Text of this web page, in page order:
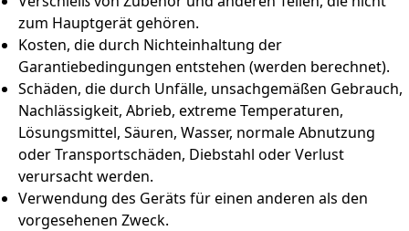
zum Hauptgerät gehören.
Kosten, die durch Nichteinhaltung der
Garantiebedingungen entstehen (werden berechnet).
Schäden, die durch Unfälle, unsachgemäßen Gebrauch,
Nachlässigkeit, Abrieb, extreme Temperaturen,
Lösungsmittel, Säuren, Wasser, normale Abnutzung
oder Transportschäden, Diebstahl oder Verlust
verursacht werden.
Verwendung des Geräts für einen anderen als den
vorgesehenen Zweck.